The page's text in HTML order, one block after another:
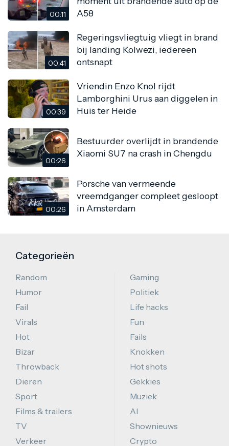
00:11
A58
00:41
Regeringsvliegtuig vliegt in brand
bij landing Kolwezi, iedereen
ontsnapt
00:39
Vriendin Enzo Knol rijdt
Lamborghini Urus aan diggelen in
Huis ter Heide
00:26
Bestuurder overlijdt in brandende
Xiaomi SU7 na crash in Chengdu
00:26
Porsche van vermeende
vreemdganger compleet gesloopt
in Amsterdam
Categorieën
Random
Humor
Fail
Virals
Hot
Bizar
Throwback
Dieren
Sport
Films & trailers
TV
Verkeer
Gaming
Politiek
Life hacks
Fun
Fails
Knokken
Hot shots
Gekkies
Muziek
AI
Shownieuws
Crypto